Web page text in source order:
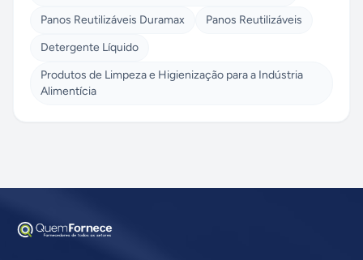
Panos Reutilizáveis Duramax
Panos Reutilizáveis
Detergente Líquido
Produtos de Limpeza e Higienização para a Indústria
Alimentícia